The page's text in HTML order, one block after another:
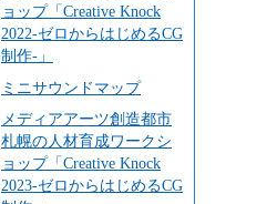
ョップ「Creative Knock
2022-ゼロからはじめるCG
制作-」
ミニサウンドマップ
メディアアーツ創造都市
札幌の人材育成ワークシ
ョップ「Creative Knock
2023-ゼロからはじめるCG